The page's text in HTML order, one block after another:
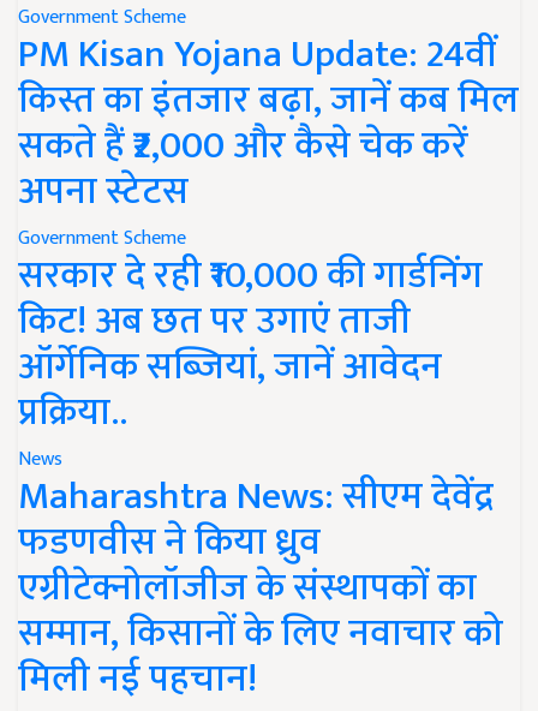
Government Scheme
PM Kisan Yojana Update: 24वीं
किस्त का इंतजार बढ़ा, जानें कब मिल
सकते हैं ₹2,000 और कैसे चेक करें
अपना स्टेटस
Government Scheme
सरकार दे रही ₹10,000 की गार्डनिंग
किट! अब छत पर उगाएं ताजी
ऑर्गेनिक सब्जियां, जानें आवेदन
प्रक्रिया..
News
Maharashtra News: सीएम देवेंद्र
फडणवीस ने किया ध्रुव
एग्रीटेक्नोलॉजीज के संस्थापकों का
सम्मान, किसानों के लिए नवाचार को
मिली नई पहचान!